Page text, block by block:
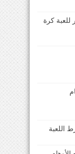
للعبة كرة
اللعبة